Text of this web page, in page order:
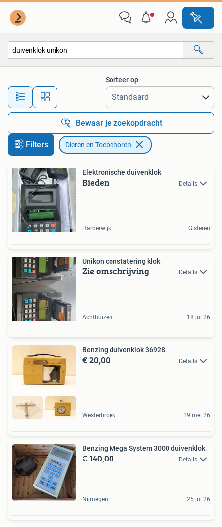
Alle afstanden…
Sorteer op
Bewaar je zoekopdracht
Filters Dieren en Toebehoren
Elektronische duivenklok
Bieden Details
Harderwijk Gisteren
Unikon constatering klok
Zie omschrijving Details
Achthuizen 18 jul 26
Benzing duivenklok 36928
€ 20,00 Details
Westerbroek 19 mei 26
Benzing Mega System 3000 duivenklok
€ 140,00 Details
Nijmegen 25 jul 26